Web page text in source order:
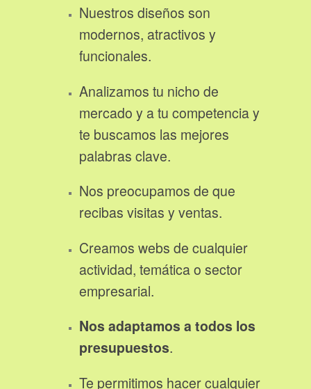
Nuestros diseños son
modernos, atractivos y
funcionales.
Analizamos tu nicho de
mercado y a tu competencia y
te buscamos las mejores
palabras clave.
Nos preocupamos de que
recibas visitas y ventas.
Creamos webs de cualquier
actividad, temática o sector
empresarial.
Nos adaptamos a todos los
presupuestos.
Te permitimos hacer cualquier